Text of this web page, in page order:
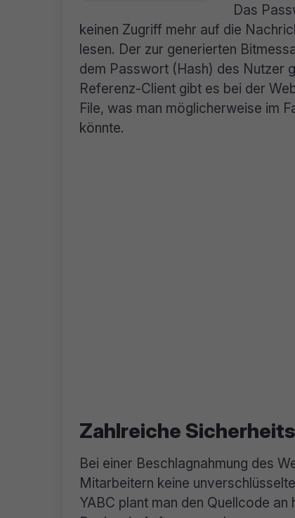
Das
keinen Zugriff mehr auf die
lesen. Der zur generierten
dem Passwort (Hash) des Nutzer
Referenz-Client gibt es bei der
File, was man möglicherweise im
könnte.
Zahlreiche
Bei einer Beschlagnahmung des
Mitarbeitern keine
YABC plant man den Quellcode